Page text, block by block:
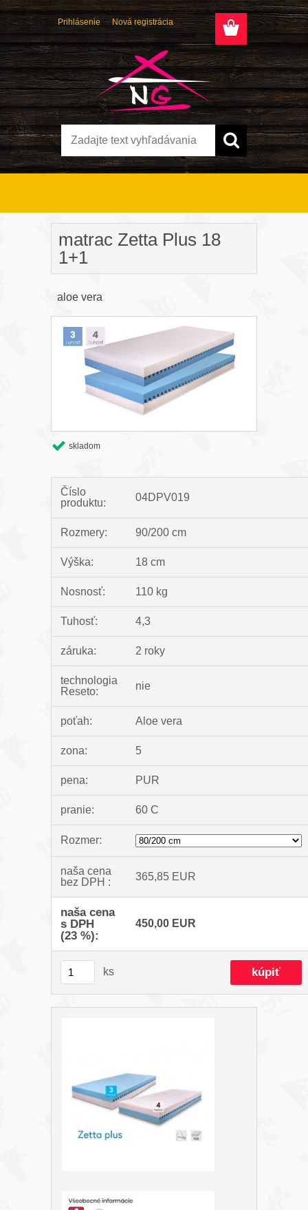
Prihlásenie Nová registrácia
matrac Zetta Plus 18
1+1
aloe vera
skladom
Číslo
produktu:
04DPV019
Rozmery: 90/200 cm
Výška: 18 cm
Nosnosť: 110 kg
Tuhosť: 4,3
záruka: 2 roky
technologia
Reseto:
nie
poťah: Aloe vera
zona: 5
pena: PUR
pranie: 60 C
Rozmer:
naša cena
bez DPH :
365,85 EUR
naša cena
s DPH
(23 %):
450,00 EUR
ks